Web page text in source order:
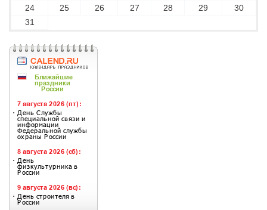
24
25 26 27 28 29
30
31